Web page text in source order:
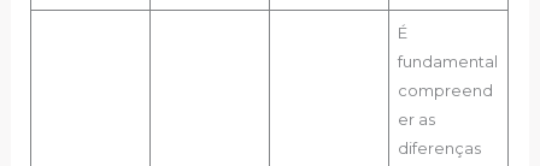
É
fundamental
compreend
er as
diferenças